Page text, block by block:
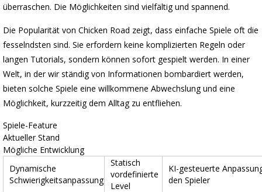
überraschen. Die Möglichkeiten sind vielfältig und spannend.
Die Popularität von Chicken Road zeigt, dass einfache Spiele oft die
fesselndsten sind. Sie erfordern keine komplizierten Regeln oder
langen Tutorials, sondern können sofort gespielt werden. In einer
Welt, in der wir ständig von Informationen bombardiert werden,
bieten solche Spiele eine willkommene Abwechslung und eine
Möglichkeit, kurzzeitig dem Alltag zu entfliehen.
Spiele-Feature
Aktueller Stand
Mögliche Entwicklung
Dynamische
Schwierigkeitsanpassung
Statisch
vordefinierte
Level
KI-gesteuerte
den Spieler